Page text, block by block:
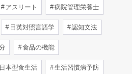
アスリート 病院管理栄養士
日英対照言語学 認知文法
食品の機能
本型食生活 生活習慣病予防